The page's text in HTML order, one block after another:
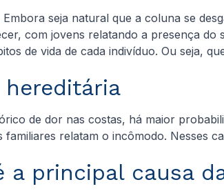
seja natural que a coluna se
com jovens relatando a presença do
de vida de cada indivíduo. Ou seja,
hereditária
de dor nas costas, há maior
relatam o incômodo. Nesses
principal causa